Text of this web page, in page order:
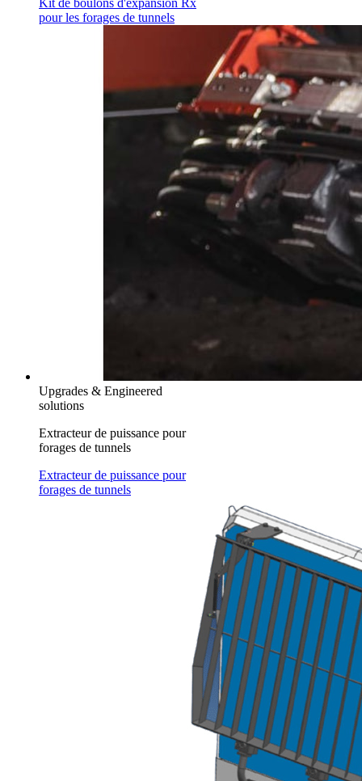
Kit de boulons d'expansion Rx
pour les forages de tunnels
Upgrades & Engineered
solutions
Extracteur de puissance pour
forages de tunnels
Extracteur de puissance pour
forages de tunnels